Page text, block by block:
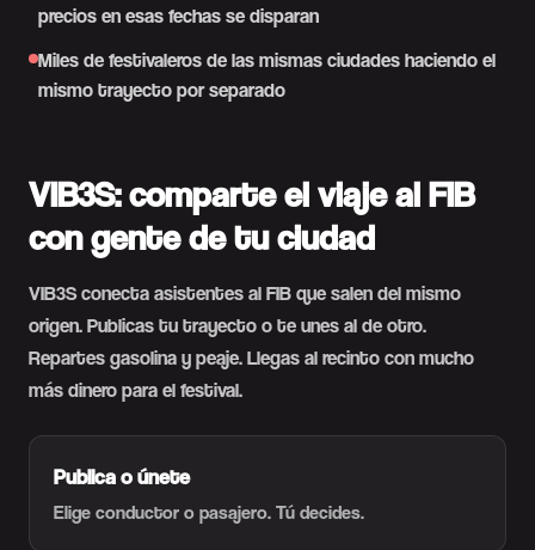
precios en esas fechas se disparan
Miles de festivaleros de las mismas ciudades haciendo el
mismo trayecto por separado
VIB3S: comparte el viaje al FIB
con gente de tu ciudad
VIB3S conecta asistentes al FIB que salen del mismo
origen. Publicas tu trayecto o te unes al de otro.
Repartes gasolina y peaje. Llegas al recinto con mucho
más dinero para el festival.
Publica o únete
Elige conductor o pasajero. Tú decides.